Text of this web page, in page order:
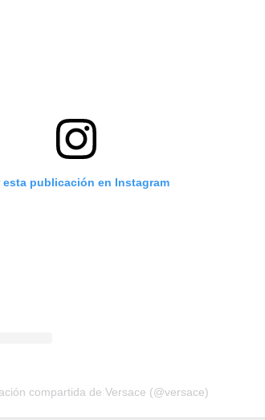
esta publicación en Instagram
compartida de Versace (@versace)